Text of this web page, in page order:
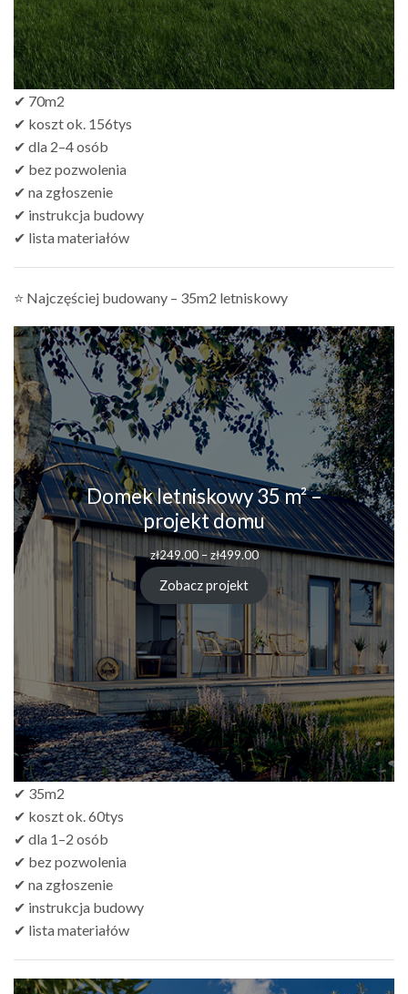
✔ 70m2
✔ koszt ok. 156tys
✔ dla 2–4 osób
✔ bez pozwolenia
✔ na zgłoszenie
✔ instrukcja budowy
✔ lista materiałów
⭐ Najczęściej budowany – 35m2 letniskowy
Domek letniskowy 35 m² –
projekt domu
zł249.00 – zł499.00
Zobacz projekt
✔ 35m2
✔ koszt ok. 60tys
✔ dla 1–2 osób
✔ bez pozwolenia
✔ na zgłoszenie
✔ instrukcja budowy
✔ lista materiałów